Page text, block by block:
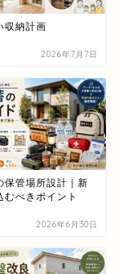
収納計画
2026年7月7日
保管場所設計｜新
むべきポイント
2026年6月30日